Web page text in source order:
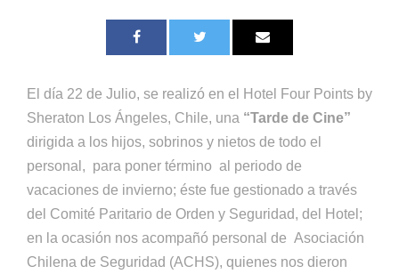
El día 22 de Julio, se realizó en el Hotel Four Points by
Sheraton Los Ángeles, Chile, una “Tarde de Cine”
dirigida a los hijos, sobrinos y nietos de todo el
personal, para poner término al periodo de
vacaciones de invierno; éste fue gestionado a través
del Comité Paritario de Orden y Seguridad, del Hotel;
en la ocasión nos acompañó personal de Asociación
Chilena de Seguridad (ACHS), quienes nos dieron